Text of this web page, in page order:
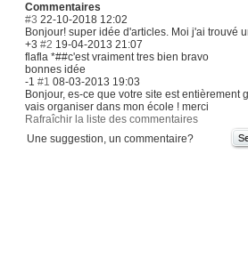
Commentaires
#3 22-10-2018 12:02
Bonjour! super idée d'articles. Moi j'ai trouvé
+3 #2 19-04-2013 21:07
flafla *##c'est vraiment tres bien bravo
bonnes idée
-1 #1 08-03-2013 19:03
Bonjour, es-ce que votre site est
vais organiser dans mon école ! merci
Rafraîchir la liste des commentaires
Une suggestion, un commentaire?